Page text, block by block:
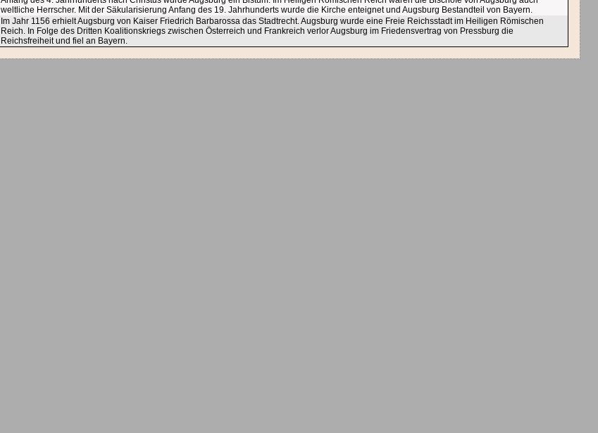
weltliche Herrscher. Mit der Säkularisierung Anfang des 19. Jahrhunderts wurde die Kirche enteignet und Augsburg Bestandteil von Bayern.
Im Jahr 1156 erhielt Augsburg von Kaiser Friedrich Barbarossa das Stadtrecht. Augsburg wurde eine Freie Reichsstadt im Heiligen Römischen
Reich. In Folge des Dritten Koalitionskriegs zwischen Österreich und Frankreich verlor Augsburg im Friedensvertrag von Pressburg die
Reichsfreiheit und fiel an Bayern.